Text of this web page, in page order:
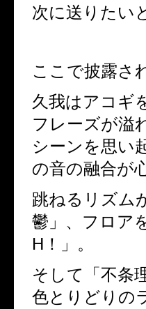
次に送りたい
ここで披露さ
久我はアコギ
フレーズが溢
シーンを思い
の音の融合が
跳ねるリズム
鬱」、フロア
H ！」。
そして「不条
色とりどりの